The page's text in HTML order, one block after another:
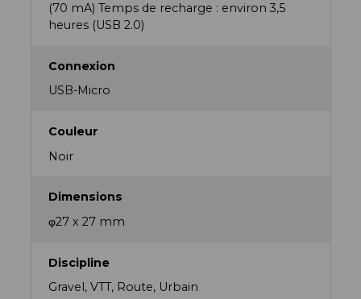
(70 mA) Temps de recharge : environ 3,5
heures (USB 2.0)
Connexion
USB-Micro
Couleur
Noir
Dimensions
φ27 x 27 mm
Discipline
Gravel, VTT, Route, Urbain